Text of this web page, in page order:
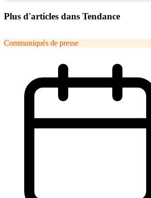
Plus d'articles dans Tendance
Communiqués de presse